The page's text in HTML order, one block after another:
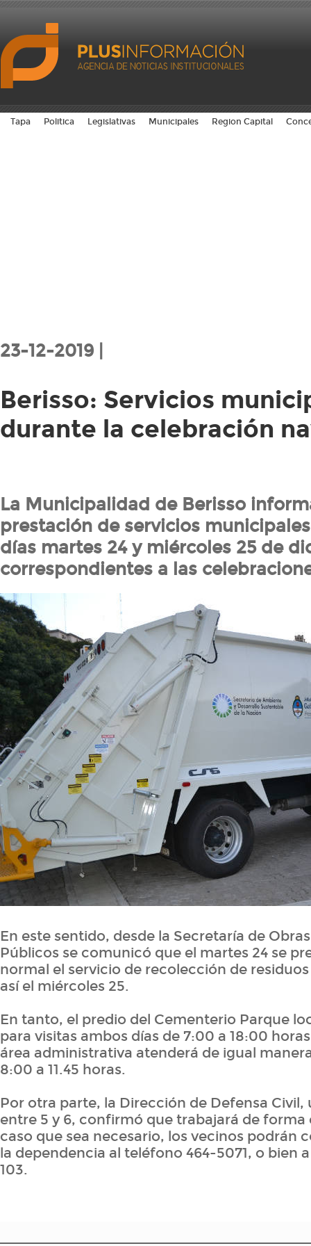
Tapa Politica Legislativas Municipales Region Capital
23-12-2019 |
Berisso: Servicios
durante la celebración
La Municipalidad de Berisso
prestación de servicios
días martes 24 y miércoles 25 de
correspondientes a las
En este sentido, desde la Secretaría de
Públicos se comunicó que el martes 24 se
normal el servicio de recolección de
así el miércoles 25.
En tanto, el predio del Cementerio Parque
para visitas ambos días de 7:00 a 18:00
área administrativa atenderá de igual
8:00 a 11.45 horas.
Por otra parte, la Dirección de Defensa Civil,
entre 5 y 6, confirmó que trabajará de forma
caso que sea necesario, los vecinos podrán
la dependencia al teléfono 464-5071, o bien
103.